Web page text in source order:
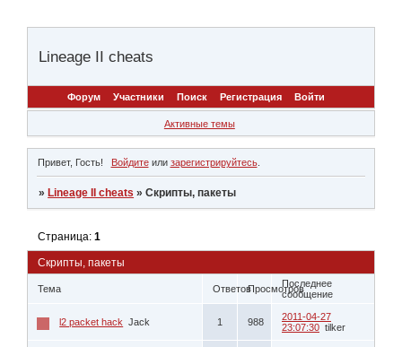
Lineage II cheats
Форум Участники Поиск Регистрация Войти
Активные темы
Привет, Гость! Войдитеили зарегистрируйтесь.
» Lineage II cheats »Скрипты, пакеты
Скрипты, пакеты
Страница:1
Тема ОтветовПросмотровПоследнее
сообщение
l2 packet hack Jack 1 988
2011-04-27
23:07:30 tilker